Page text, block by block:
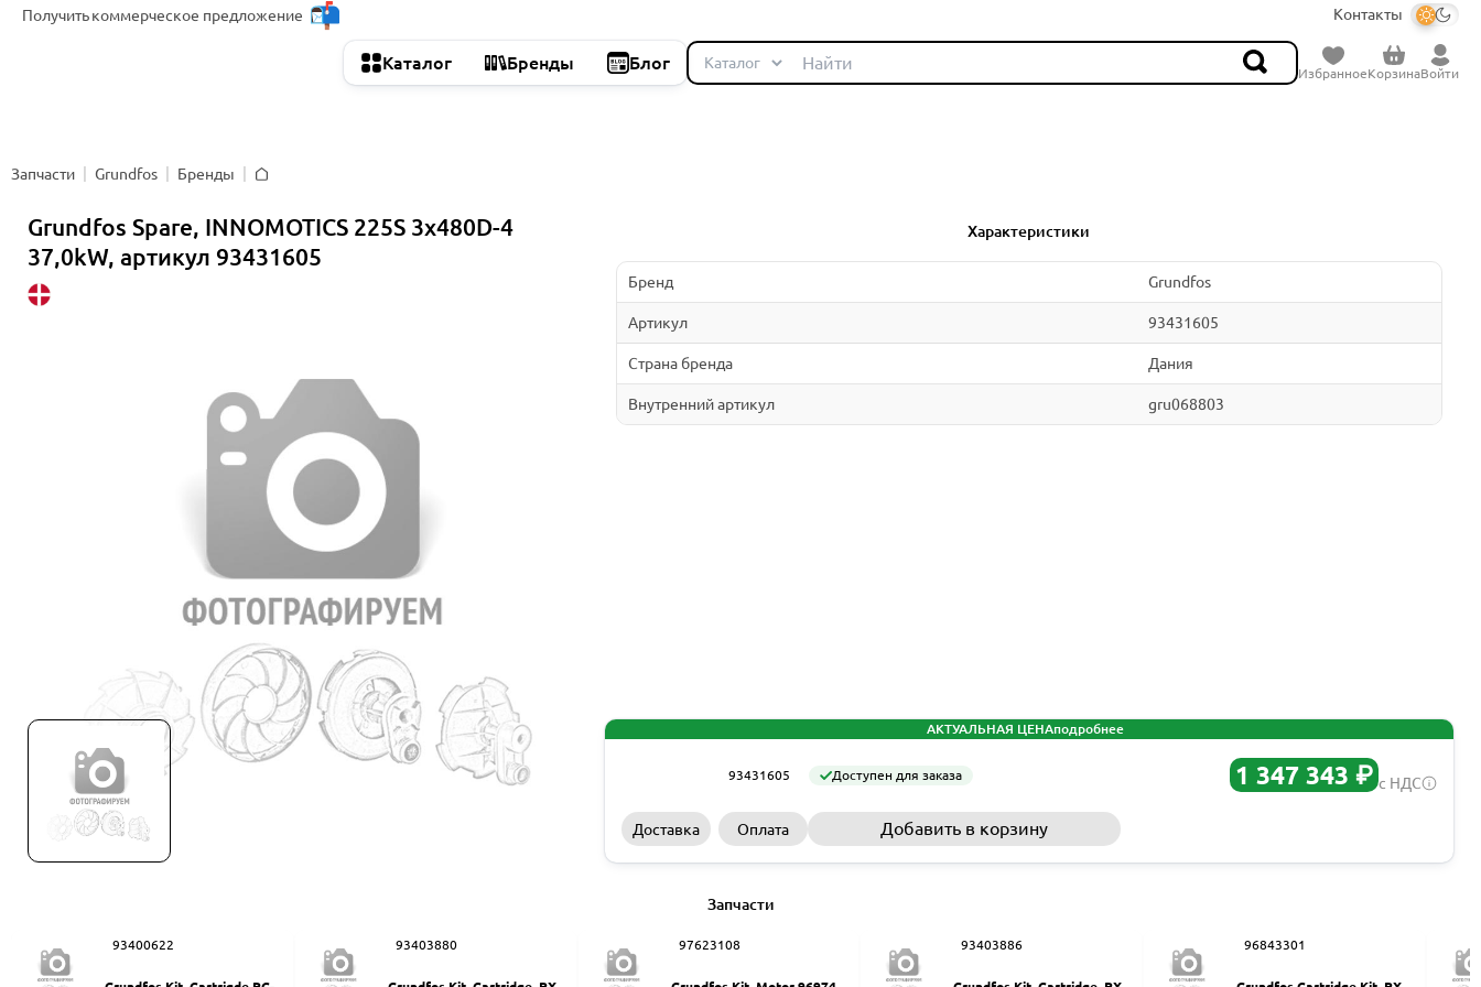
Получитькоммерческое предложение Контакты
Каталог Бренды Блог
ИзбранноеКорзинаВойти
Запчасти Grundfos
Бренды
Grundfos Spare, INNOMOTICS 225S 3x480D-4
37,0kW, артикул 93431605
Характеристики
Бренд Grundfos
Артикул 93431605
Страна бренда Дания
Внутренний артикул gru068803
АКТУАЛЬНАЯ ЦЕНАподробнее
93431605 Доступен для заказа 1 347 343 ₽ с НДС
Доставка Оплата Добавить в корзину
Запчасти
93400622 93403880 97623108 93403886 96843301